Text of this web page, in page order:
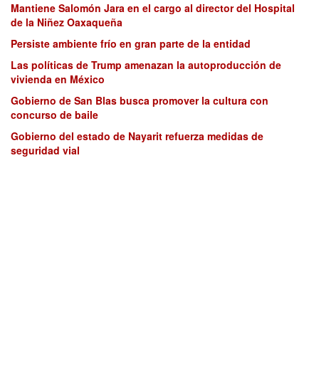
Mantiene Salomón Jara en el cargo al director del Hospital
de la Niñez Oaxaqueña
Persiste ambiente frío en gran parte de la entidad
Las políticas de Trump amenazan la autoproducción de
vivienda en México
Gobierno de San Blas busca promover la cultura con
concurso de baile
Gobierno del estado de Nayarit refuerza medidas de
seguridad vial